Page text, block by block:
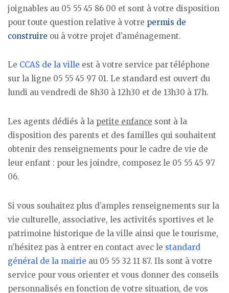
joignables au 05 55 45 86 00 et sont à votre disposition
pour toute question relative à votre permis de
construire ou à votre projet d’aménagement.
Le CCAS de la ville est à votre service par téléphone
sur la ligne 05 55 45 97 01. Le standard est ouvert du
lundi au vendredi de 8h30 à 12h30 et de 13h30 à 17h.
Les agents dédiés à la petite enfance sont à la
disposition des parents et des familles qui souhaitent
obtenir des renseignements pour le cadre de vie de
leur enfant : pour les joindre, composez le 05 55 45 97
06.
Si vous souhaitez plus d’amples renseignements sur la
vie culturelle, associative, les activités sportives et le
patrimoine historique de la ville ainsi que le tourisme,
n’hésitez pas à entrer en contact avec le standard
général de la mairie au 05 55 32 11 87. Ils sont à votre
service pour vous orienter et vous donner des conseils
personnalisés en fonction de votre situation, de vos